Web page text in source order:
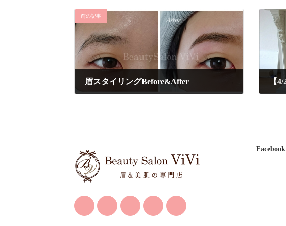
前の記事
眉スタイリングBefore&After
Facebook